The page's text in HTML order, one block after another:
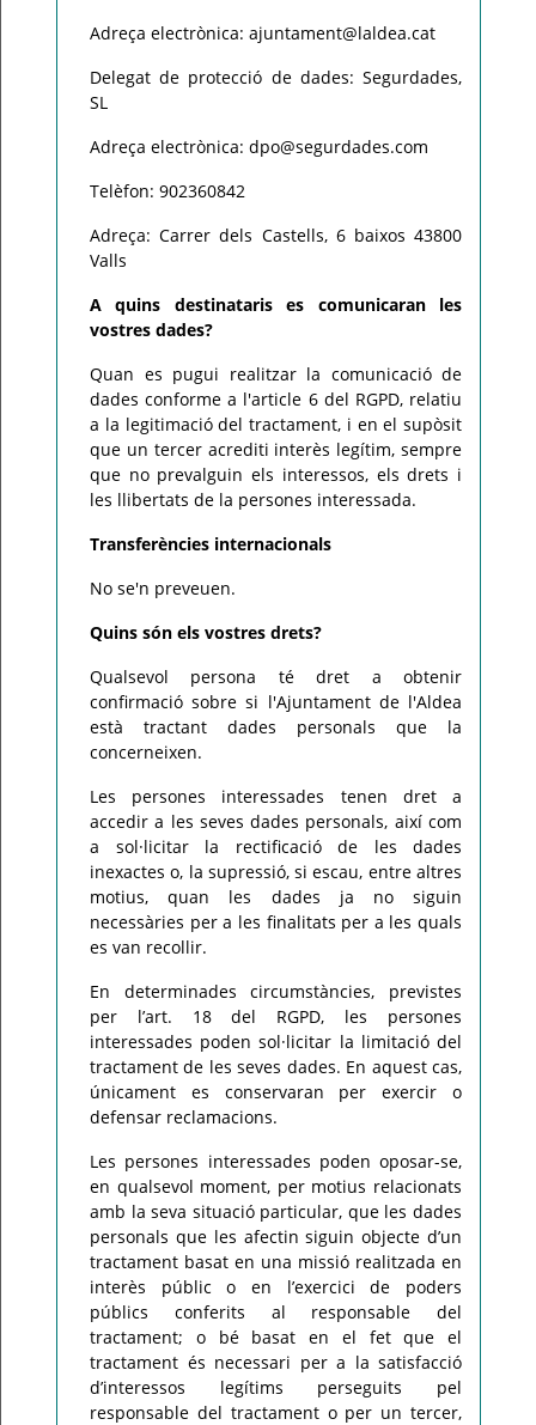
Adreça electrònica: ajuntament@laldea.cat
Delegat de protecció de dades: Segurdades,
SL
Adreça electrònica: dpo@segurdades.com
Telèfon: 902360842
Adreça: Carrer dels Castells, 6 baixos 43800
Valls
A quins destinataris es comunicaran les
vostres dades?
Quan es pugui realitzar la comunicació de
dades conforme a l'article 6 del RGPD, relatiu
a la legitimació del tractament, i en el supòsit
que un tercer acrediti interès legítim, sempre
que no prevalguin els interessos, els drets i
les llibertats de la persones interessada.
Transferències internacionals
No se'n preveuen.
Quins són els vostres drets?
Qualsevol persona té dret a obtenir
confirmació sobre si l'Ajuntament de l'Aldea
està tractant dades personals que la
concerneixen.
Les persones interessades tenen dret a
accedir a les seves dades personals, així com
a sol·licitar la rectificació de les dades
inexactes o, la supressió, si escau, entre altres
motius, quan les dades ja no siguin
necessàries per a les finalitats per a les quals
es van recollir.
En determinades circumstàncies, previstes
per l’art. 18 del RGPD, les persones
interessades poden sol·licitar la limitació del
tractament de les seves dades. En aquest cas,
únicament es conservaran per exercir o
defensar reclamacions.
Les persones interessades poden oposar-se,
en qualsevol moment, per motius relacionats
amb la seva situació particular, que les dades
personals que les afectin siguin objecte d’un
tractament basat en una missió realitzada en
interès públic o en l’exercici de poders
públics conferits al responsable del
tractament; o bé basat en el fet que el
tractament és necessari per a la satisfacció
d’interessos legítims perseguits pel
responsable del tractament o per un tercer,